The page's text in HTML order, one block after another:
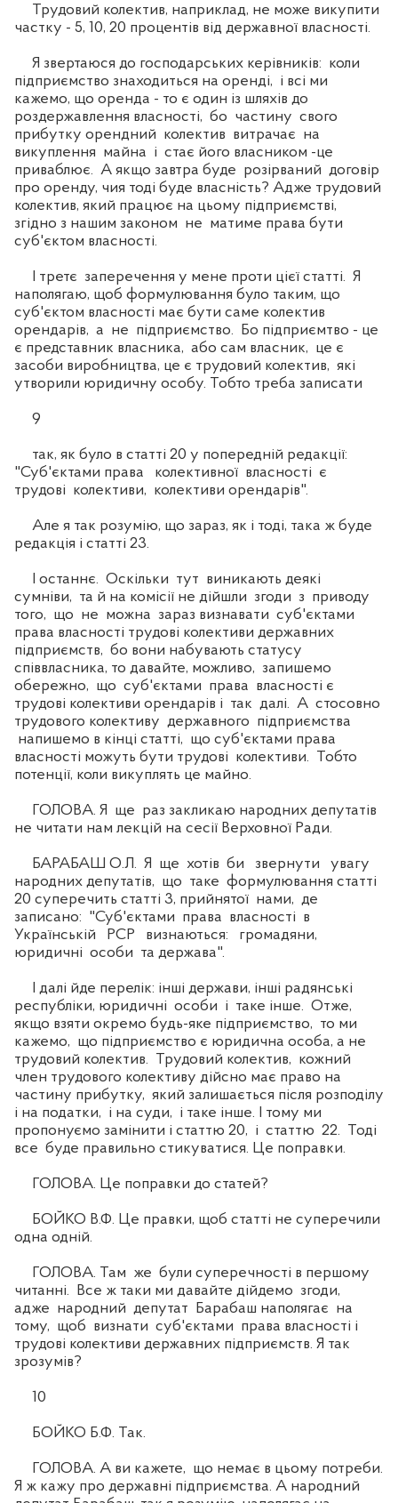
Трудовий колектив, наприклад, не може викупити
частку - 5, 10, 20 процентів від державної власності.
Я звертаюся до господарських керівників: коли
підприємство знаходиться на оренді, і всі ми
кажемо, що оренда - то є один із шляхів до
роздержавлення власності, бо частину свого
прибутку орендний колектив витрачає на
викуплення майна і стає його власником -це
приваблює. А якщо завтра буде розірваний договір
про оренду, чия тоді буде власність? Адже трудовий
колектив, який працює на цьому підприємстві,
згідно з нашим законом не матиме права бути
суб'єктом власності.
І третє заперечення у мене проти цієї статті. Я
наполягаю, щоб формулювання було таким, що
суб'єктом власності має бути саме колектив
орендарів, а не підприємство. Бо підприємтво - це
є представник власника, або сам власник, це є
засоби виробництва, це є трудовий колектив, які
утворили юридичну особу. Тобто треба записати
9
так, як було в статті 20 у попередній редакції:
"Суб'єктами права колективної власності є
трудові колективи, колективи орендарів".
Але я так розумію, що зараз, як і тоді, така ж буде
редакція і статті 23.
І останнє. Оскільки тут виникають деякі
сумніви, та й на комісії не дійшли згоди з приводу
того, що не можна зараз визнавати суб'єктами
права власності трудові колективи державних
підприємств, бо вони набувають статусу
співвласника, то давайте, можливо, запишемо
обережно, що суб'єктами права власності є
трудові колективи орендарів і так далі. А стосовно
трудового колективу державного підприємства
напишемо в кінці статті, що суб'єктами права
власності можуть бути трудові колективи. Тобто
потенції, коли викуплять це майно.
ГОЛОВА. Я ще раз закликаю народних депутатів
не читати нам лекцій на сесії Верховної Ради.
БАРАБАШ О.Л. Я ще хотів би звернути увагу
народних депутатів, що таке формулювання статті
20 суперечить статті 3, прийнятої нами, де
записано: "Суб'єктами права власності в
Українській РСР визнаються: громадяни,
юридичні особи та держава".
І далі йде перелік: інші держави, інші радянські
республіки, юридичні особи і таке інше. Отже,
якщо взяти окремо будь-яке підприємство, то ми
кажемо, що підприємство є юридична особа, а не
трудовий колектив. Трудовий колектив, кожний
член трудового колективу дійсно має право на
частину прибутку, який залишається після розподілу
і на податки, і на суди, і таке інше. І тому ми
пропонуємо замінити і статтю 20, і статтю 22. Тоді
все буде правильно стикуватися. Це поправки.
ГОЛОВА. Це поправки до статей?
БОЙКО В.Ф. Це правки, щоб статті не суперечили
одна одній.
ГОЛОВА. Там же були суперечності в першому
читанні. Все ж таки ми давайте дійдемо згоди,
адже народний депутат Барабаш наполягає на
тому, щоб визнати суб'єктами права власності і
трудові колективи державних підприємств. Я так
зрозумів?
10
БОЙКО Б.Ф. Так.
ГОЛОВА. А ви кажете, що немає в цьому потреби.
Я ж кажу про державні підприємства. А народний